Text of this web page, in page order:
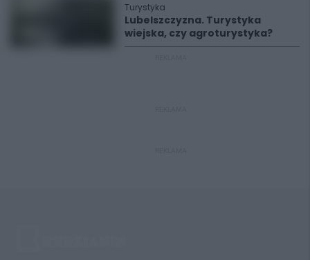
Turystyka
Lubelszczyzna. Turystyka
wiejska, czy agroturystyka?